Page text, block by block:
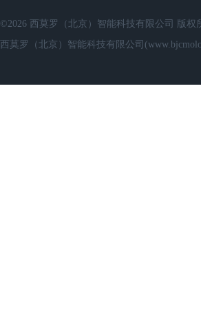
©2026 西莫罗（北京）智能科技有限公司 版权
西莫罗（北京）智能科技有限公司